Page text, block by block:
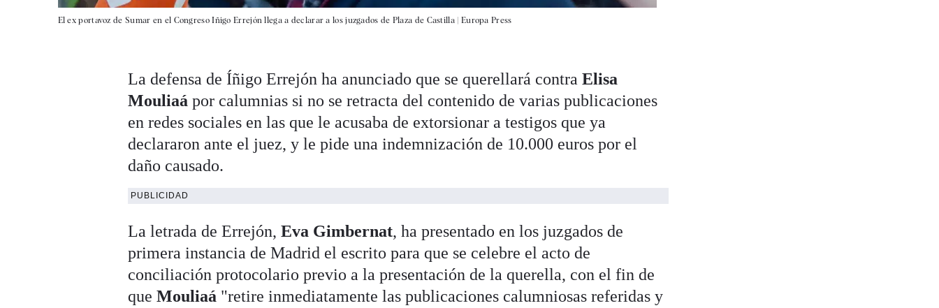
El ex portavoz de Sumar en el Congreso Iñigo Errejón llega a declarar a los juzgados de Plaza de Castilla | Europa Press
La defensa de Íñigo Errejón ha anunciado que se querellará contraElisa
Mouliaá por calumnias si no se retracta del contenido de varias publicaciones
en redes sociales en las que le acusaba de extorsionar a testigos que ya
declararon ante el juez, y le pide una indemnización de 10.000 euros por el
daño causado.
PUBLICIDAD
La letrada de Errejón,Eva Gimbernat, ha presentado en los juzgados de
primera instancia de Madrid el escrito para que se celebre el acto de
conciliación protocolario previo a la presentación de la querella, con el fin de
queMouliaá "retire inmediatamente las publicaciones calumniosas referidas y